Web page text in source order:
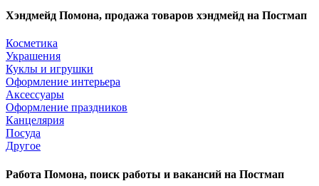
Хэндмейд Помона, продажа товаров хэндмейд на Постмап
Косметика
Украшения
Куклы и игрушки
Оформление интерьера
Аксессуары
Оформление праздников
Канцелярия
Посуда
Другое
Работа Помона, поиск работы и вакансий на Постмап